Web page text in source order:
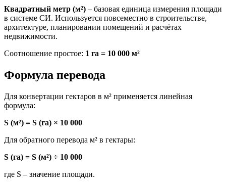
Квадратный метр (м²) – базовая единица измерения площади
в системе СИ. Используется повсеместно в строительстве,
архитектуре, планировании помещений и расчётах
недвижимости.
Соотношение простое: 1 га = 10 000 м²
Формула перевода
Для конвертации гектаров в м² применяется линейная
формула:
S (м²) = S (га) × 10 000
Для обратного перевода м² в гектары:
S (га) = S (м²) ÷ 10 000
где S – значение площади.